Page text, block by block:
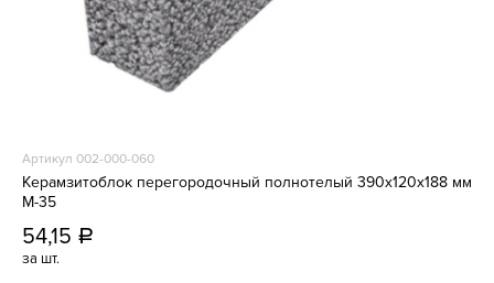
Артикул 002-000-060
Керамзитоблок перегородочный полнотелый 390x120x188 мм
М-35
54,15 a
за шт.